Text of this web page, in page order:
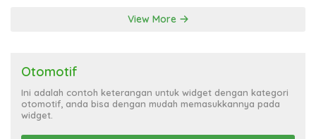
View More
Otomotif
Ini adalah contoh keterangan untuk widget dengan kategori
otomotif, anda bisa dengan mudah memasukkannya pada
widget.